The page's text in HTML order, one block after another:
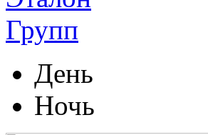
День
Ночь